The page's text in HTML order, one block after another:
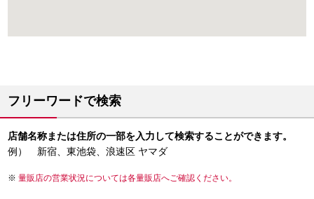
フリーワードで検索
店舗名称または住所の一部を入力して検索することができます。
例） 新宿、東池袋、浪速区 ヤマダ
量販店の営業状況については各量販店へご確認ください。